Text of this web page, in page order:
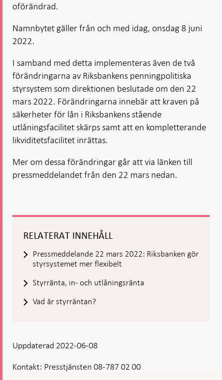
oförändrad.
Namnbytet gäller från och med idag, onsdag 8 juni
2022.
I samband med detta implementeras även de två
förändringarna av Riksbankens penningpolitiska
styrsystem som direktionen beslutade om den 22
mars 2022. Förändringarna innebär att kraven på
säkerheter för lån i Riksbankens stående
utlåningsfacilitet skärps samt att en kompletterande
likviditetsfacilitet inrättas.
Mer om dessa förändringar går att via länken till
pressmeddelandet från den 22 mars nedan.
RELATERAT INNEHÅLL
Pressmeddelande 22 mars 2022: Riksbanken gör
styrsystemet mer flexibelt
Styrränta, in- och utlåningsränta
Vad är styrräntan?
Kontakt: Presstjänsten 08-787 02 00
Uppdaterad 2022-06-08